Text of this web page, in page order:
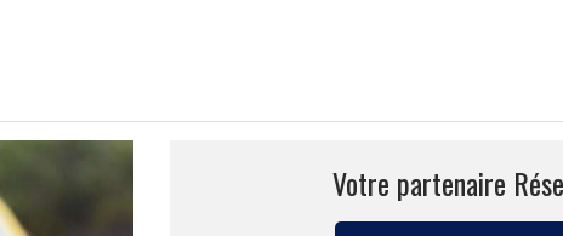
Votre partenaire